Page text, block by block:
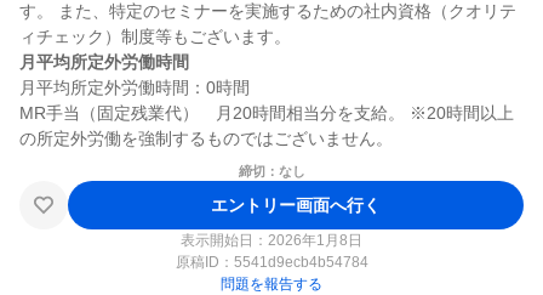
す。 また、特定のセミナーを実施するための社内資格（クオリテ
月平均所定外労働時間
月平均所定外労働時間：0時間
MR手当（固定残業代）　月20時間相当分を支給。 ※20時間以上
締切：なし
エントリー画面へ行く
表示開始日：2026年1月8日
原稿ID： 5541d9ecb4b54784
問題を報告する